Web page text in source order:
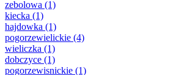
zebolowa (1)
kiecka (1)
hajdowka (1)
pogorzewielickie (4)
wieliczka (1)
dobczyce (1)
pogorzewisnickie (1)